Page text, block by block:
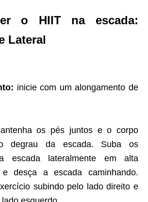
o HIIT na escada:
Lateral
inicie com um alongamento de
os pés juntos e o corpo
degrau da escada. Suba os
escada lateralmente em alta
e desça a escada caminhando.
subindo pelo lado direito e